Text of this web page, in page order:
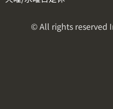
© All rights reserved